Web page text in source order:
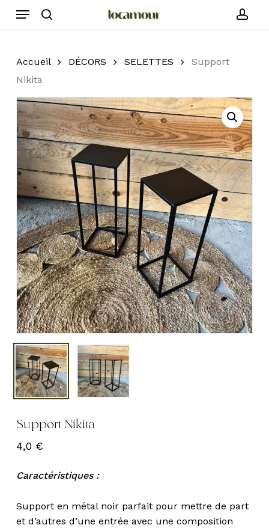
Menu
Accueil DÉCORS SELETTES
Support
Nikita
Support Nikita
4,0 €
Caractéristiques :
Support en métal noir parfait pour mettre de part
et d’autres d’une entrée avec une composition